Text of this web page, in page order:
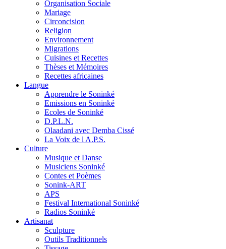
Organisation Sociale
Mariage
Circoncision
Religion
Environnement
Migrations
Cuisines et Recettes
Thèses et Mémoires
Recettes africaines
Langue
Apprendre le Soninké
Emissions en Soninké
Ecoles de Soninké
D.P.L.N.
Olaadani avec Demba Cissé
La Voix de l A.P.S.
Culture
Musique et Danse
Musiciens Soninké
Contes et Poèmes
Sonink-ART
APS
Festival International Soninké
Radios Soninké
Artisanat
Sculpture
Outils Traditionnels